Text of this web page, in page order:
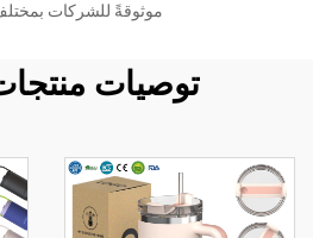
موثوقةً للشركات
توصيات